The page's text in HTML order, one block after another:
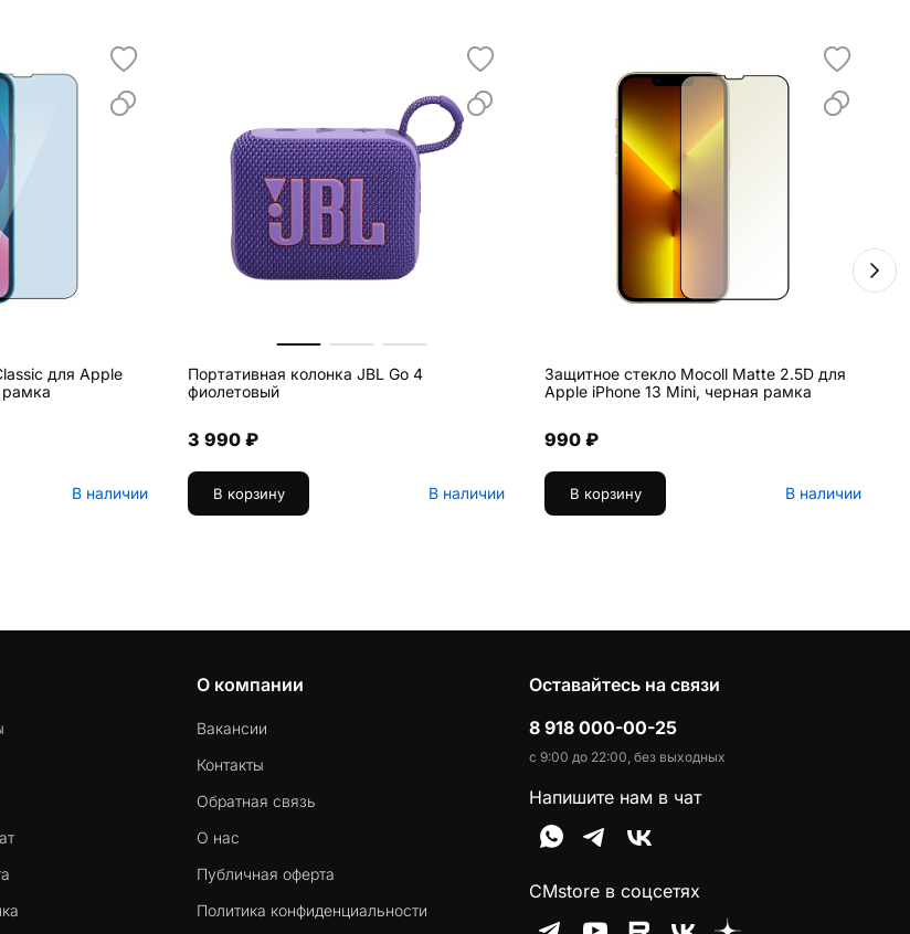
для Apple
рамка
В наличии
Портативная колонка JBL Go 4
фиолетовый
3 990 ₽
В корзину В наличии
Защитное стекло Mocoll Matte 2.5D для
Apple iPhone 13 Mini, черная рамка
990 ₽
В корзину В наличии
О компании
Вакансии
Контакты
Обратная связь
О нас
Публичная оферта
Политика конфиденциальности
Оставайтесь на связи
8 918 000-00-25
с 9:00 до 22:00, без выходных
Напишите нам в чат
CMstore в соцсетях